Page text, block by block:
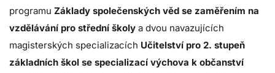
programu Základy společenských věd se zaměřením na
vzdělávání pro střední školy a dvou navazujících
magisterských specializacích Učitelství pro 2. stupeň
základních škol se specializací výchova k občanství